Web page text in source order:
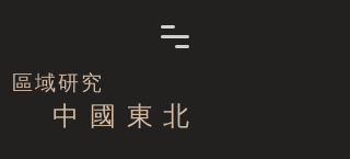
區域研究
中 國 東 北